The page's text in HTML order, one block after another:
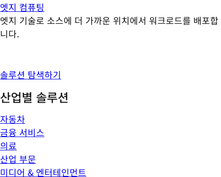
엣지 컴퓨팅
엣지 기술로 소스에 더 가까운 위치에서 워크로드를 배포합
니다.
솔루션 탐색하기
산업별 솔루션
자동차
금융 서비스
의료
산업 부문
미디어 & 엔터테인먼트